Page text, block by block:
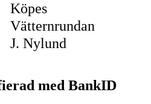
Köpes
Vätternrundan
J. Nylund
med BankID